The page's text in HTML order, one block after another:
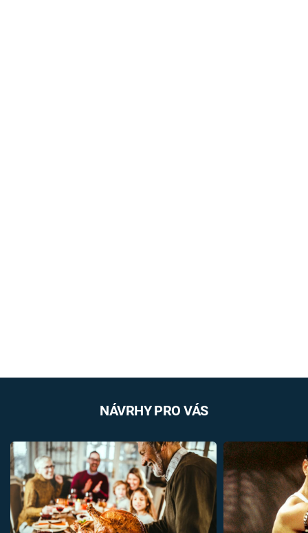
NÁVRHY PRO VÁS